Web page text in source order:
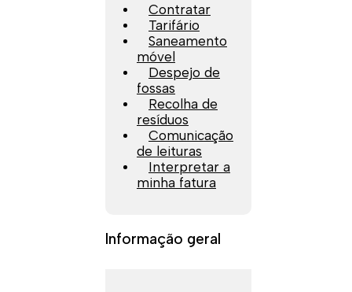
Contratar
Tarifário
Saneamento
móvel
Despejo de
fossas
Recolha de
resíduos
Comunicação
de leituras
Interpretar a
minha fatura
Informação geral